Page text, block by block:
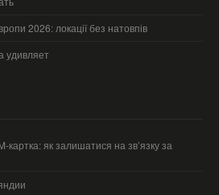
2026: локації без натовпів
удивляет
картка: як залишатися на зв’язку за